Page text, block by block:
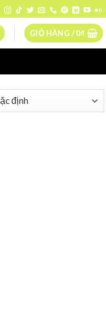
GIỎ HÀNG /0₫